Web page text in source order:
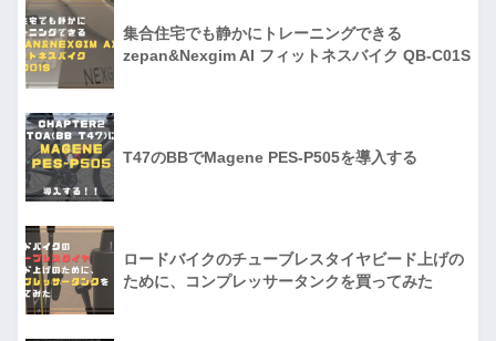
集合住宅でも静かにトレーニングできる
zepan&Nexgim AI フィットネスバイク QB-C01S
T47のBBでMagene PES-P505を導入する
ロードバイクのチューブレスタイヤビード上げの
ために、コンプレッサータンクを買ってみた